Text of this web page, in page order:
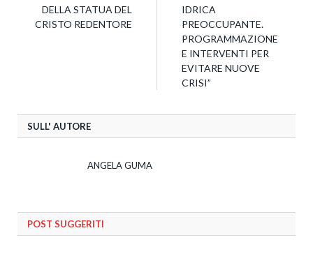
DELLA STATUA DEL
CRISTO REDENTORE
IDRICA
PREOCCUPANTE.
PROGRAMMAZIONE
E INTERVENTI PER
EVITARE NUOVE
CRISI”
SULL' AUTORE
ANGELA GUMA
POST SUGGERITI